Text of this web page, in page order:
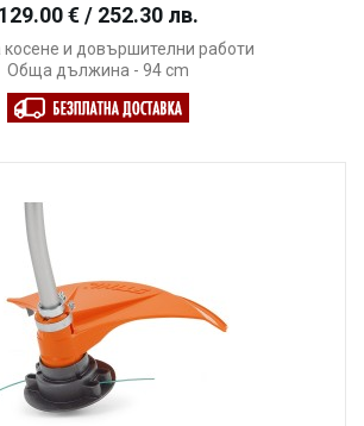
129.00 € / 252.30 лв.
косене и довършителни работи
Обща дължина - 94 cm